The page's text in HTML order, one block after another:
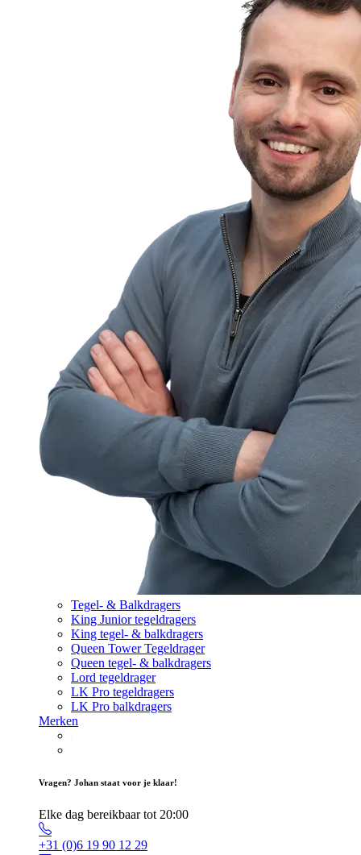
Tegel- & Balkdragers
King Junior tegeldragers
King tegel- & balkdragers
Queen Tower Tegeldrager
Queen tegel- & balkdragers
Lord tegeldrager
LK Pro tegeldragers
LK Pro balkdragers
Merken
Vragen? Johan staat voor je klaar!
Elke dag bereikbaar tot 20:00
+31 (0)6 19 90 12 29